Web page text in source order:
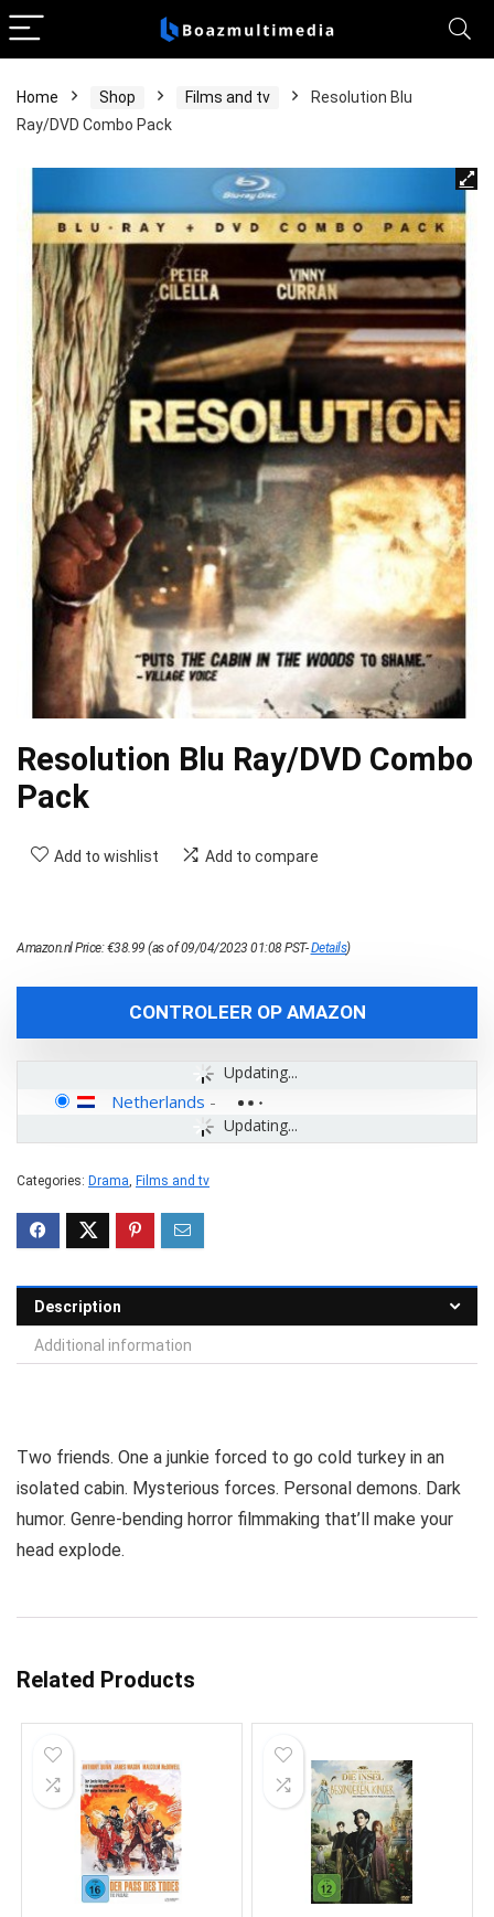
Home Shop Films and tv
Resolution Blu
Ray/DVD Combo Pack
Resolution Blu Ray/DVD Combo
Pack
Add to wishlist Add to compare
Amazon.nl Price:€38.99 (as of 09/04/2023 01:08 PST-Details)
CONTROLEER OP AMAZON
Updating...
Updating...
Netherlands -
Categories: Drama Films and tv
Description
Additional information
Two friends. One a junkie forced to go cold turkey in an
isolated cabin. Mysterious forces. Personal demons. Dark
humor. Genre-bending horror filmmaking that’ll make your
head explode.
Related Products